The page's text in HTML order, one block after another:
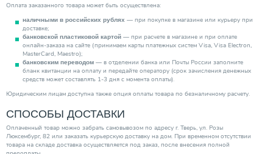
Ширина (мм)
Вес товара, нетто (кг)
Максимальная рабочая температура (°С) 120
Категория Радиаторы
Оплата заказанного товара может быть осуществлена:
наличными в российских рублях — при покупке в магазине или курьеру при
доставке;
банковской пластиковой картой — при расчете в магазине и при оплате
онлайн-заказа на сайте (принимаем карты платежных систем Visa, Visa Electron,
MasterCard, Maestro);
банковским переводом — в отделении банка или Почты России заполните
бланк квитанции на оплату и передайте оператору (срок зачисления денежных
средств может составлять 1-3 дня с момента оплаты).
Юридическим лицам доступна также опция оплаты товара по безналичному расчету.
СПОСОБЫ ДОСТАВКИ
Оплаченный товар можно забрать самовывозом по адресу г. Тверь, ул. Розы
Люксембург, 82 или заказать курьерскую доставку на дом. При временном отсутствии
товара на складе доставка осуществляется под заказ, после внесения полной